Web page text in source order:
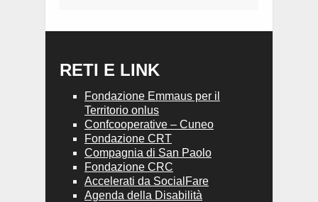
RETI E LINK
Fondazione Emmaus per il
Territorio onlus
Confcooperative – Cuneo
Fondazione CRT
Compagnia di San Paolo
Fondazione CRC
Accelerati da SocialFare
Agenda della Disabilità